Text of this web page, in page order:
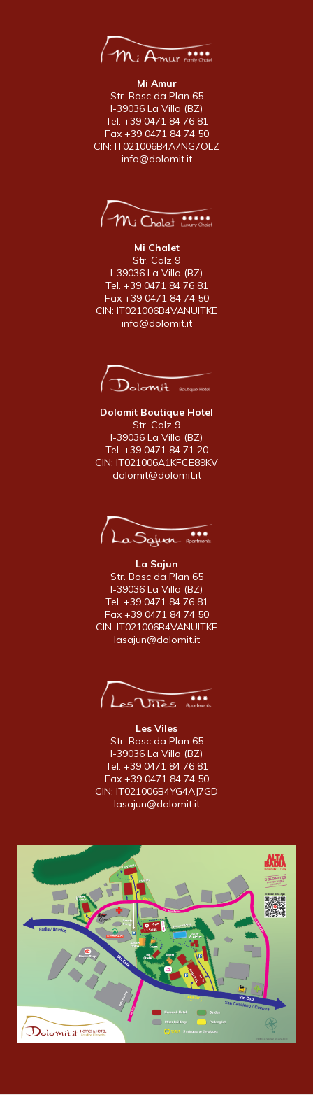
Mi Amur
Str. Bosc da Plan 65
I-39036 La Villa (BZ)
Tel. +39 0471 84 76 81
Fax +39 0471 84 74 50
CIN: IT021006B4A7NG7OLZ
info@dolomit.it
Mi Chalet
Str. Colz 9
I-39036 La Villa (BZ)
Tel. +39 0471 84 76 81
Fax +39 0471 84 74 50
CIN: IT021006B4VANUITKE
info@dolomit.it
Dolomit Boutique Hotel
Str. Colz 9
I-39036 La Villa (BZ)
Tel. +39 0471 84 71 20
CIN: IT021006A1KFCE89KV
dolomit@dolomit.it
La Sajun
Str. Bosc da Plan 65
I-39036 La Villa (BZ)
Tel. +39 0471 84 76 81
Fax +39 0471 84 74 50
CIN: IT021006B4VANUITKE
lasajun@dolomit.it
Les Viles
Str. Bosc da Plan 65
I-39036 La Villa (BZ)
Tel. +39 0471 84 76 81
Fax +39 0471 84 74 50
CIN: IT021006B4YG4AJ7GD
lasajun@dolomit.it